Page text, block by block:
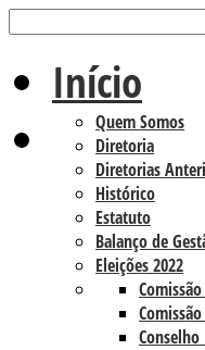
Início
Quem Somos
Diretoria
Diretorias
Histórico
Estatuto
Balanço de
Eleições 2022
Conselho